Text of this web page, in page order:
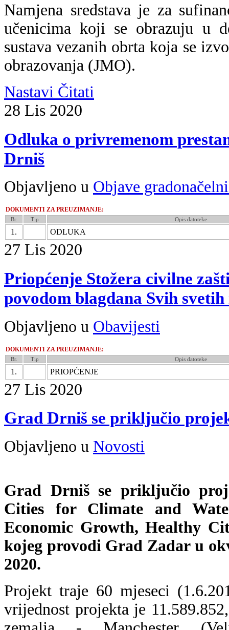
Namjena sredstava je za
učenicima koji se obrazuju u
sustava vezanih obrta koja se
obrazovanja (JMO).
Nastavi Čitati
28 Lis 2020
Odluka o privremenom
Drniš
Objavljeno u Objave
DOKUMENTI ZA PREUZIMANJE:
Br. Tip Opis datoteke
1. ODLUKA
27 Lis 2020
Priopćenje Stožera civilne
povodom blagdana Svih
Objavljeno u Obavijesti
DOKUMENTI ZA PREUZIMANJE:
Br. Tip Opis datoteke
1. PRIOPĆENJE
27 Lis 2020
Grad Drniš se priključio
Objavljeno u Novosti
Grad Drniš se priključio
Cities for Climate and
Economic Growth, Healthy
kojeg provodi Grad Zadar u
2020.
Projekt traje 60 mjeseci
vrijednost projekta je